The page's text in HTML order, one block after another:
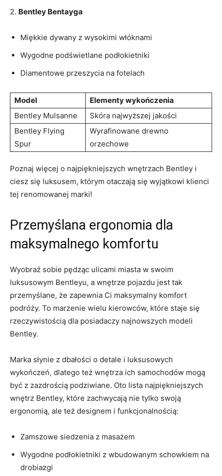
2. Bentley Bentayga
Miękkie dywany z ⁣wysokimi włóknami
Wygodne podświetlane ‌podłokietniki
Diamentowe przeszycia na fotelach
Model
Elementy wykończenia
Bentley⁢ Mulsanne
Skóra najwyższej jakości
Bentley Flying
Spur
Wyrafinowane drewno
orzechowe
Poznaj więcej ⁤o ⁢najpiękniejszych ​wnętrzach‍ Bentley i
ciesz się luksusem, którym otaczają​ się wyjątkowi⁣ klienci
tej renomowanej‍ marki!
Przemyślana ergonomia dla‌
maksymalnego komfortu
Wyobraź sobie ⁢pędząc ulicami ​miasta ⁢w swoim
‌luksusowym Bentleyu, a‌ wnętrze pojazdu jest tak
⁣przemyślane, że⁤ zapewnia Ci maksymalny komfort⁤
podróży. To marzenie wielu kierowców, które staje⁢ się
rzeczywistością dla‍ posiadaczy najnowszych modeli⁣
Bentley.
Marka ​słynie z dbałości o ⁣detale i luksusowych
wykończeń, ​dlatego też wnętrza ich samochodów mogą⁢
być z ⁢zazdrością podziwiane.⁣ Oto lista najpiękniejszych
‍wnętrz ​Bentley, które zachwycają nie⁣ tylko swoją​
ergonomią,⁢ ale też designem i funkcjonalnością:
Zamszowe⁣ siedzenia z masażem
Wygodne podłokietniki⁣ z wbudowanym‍ schowkiem na⁣
drobiazgi